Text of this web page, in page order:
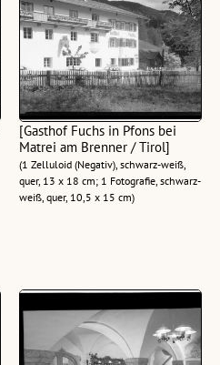
[Gasthof Fuchs in Pfons bei
Matrei am Brenner / Tirol]
(1 Zelluloid (Negativ), schwarz-weiß,
quer, 13 x 18 cm; 1 Fotografie, schwarz-
weiß, quer, 10,5 x 15 cm)